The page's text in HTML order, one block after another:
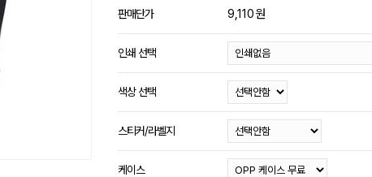
판매단가 9,110원
인쇄 선택
색상 선택
스티커/라벨지
케이스